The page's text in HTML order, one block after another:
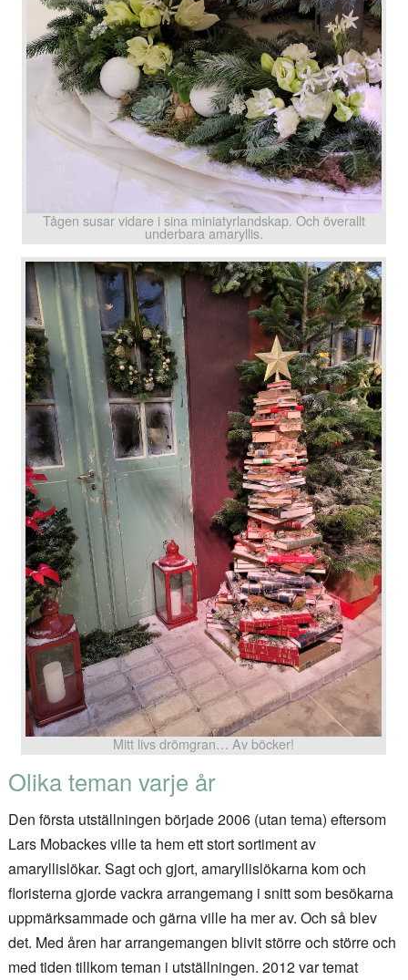
Tågen susar vidare i sina miniatyrlandskap. Och överallt
underbara amaryllis.
Mitt livs drömgran… Av böcker!
Olika teman varje år
Den första utställningen började 2006 (utan tema) eftersom
Lars Mobackes ville ta hem ett stort sortiment av
amaryllislökar. Sagt och gjort, amaryllislökarna kom och
floristerna gjorde vackra arrangemang i snitt som besökarna
uppmärksammade och gärna ville ha mer av. Och så blev
det. Med åren har arrangemangen blivit större och större och
med tiden tillkom teman i utställningen. 2012 var temat